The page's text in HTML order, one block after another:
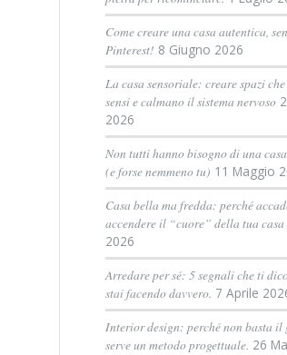
Come creare una casa autentica,
Pinterest! 8 Giugno 2026
La casa sensoriale: creare spazi
sensi e calmano il sistema nervoso
2026
Non tutti hanno bisogno di una
(e forse nemmeno tu) 11 Maggio
Casa bella ma fredda: perché
accendere il “cuore” della tua casa
2026
Arredare per sé: 5 segnali che ti
stai facendo davvero. 7 Aprile
Interior design: perché non basta il
serve un metodo progettuale. 26